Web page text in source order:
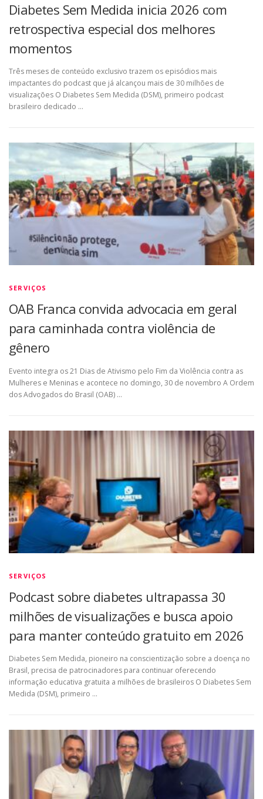
Diabetes Sem Medida inicia 2026 com
retrospectiva especial dos melhores
momentos
Três meses de conteúdo exclusivo trazem os episódios mais
impactantes do podcast que já alcançou mais de 30 milhões de
visualizações O Diabetes Sem Medida (DSM), primeiro podcast
brasileiro dedicado …
SERVIÇOS
OAB Franca convida advocacia em geral
para caminhada contra violência de
gênero
Evento integra os 21 Dias de Ativismo pelo Fim da Violência contra as
Mulheres e Meninas e acontece no domingo, 30 de novembro A Ordem
dos Advogados do Brasil (OAB) …
SERVIÇOS
Podcast sobre diabetes ultrapassa 30
milhões de visualizações e busca apoio
para manter conteúdo gratuito em 2026
Diabetes Sem Medida, pioneiro na conscientização sobre a doença no
Brasil, precisa de patrocinadores para continuar oferecendo
informação educativa gratuita a milhões de brasileiros O Diabetes Sem
Medida (DSM), primeiro …